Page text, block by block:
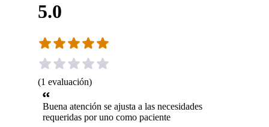
5.0
(1 evaluación)
Buena atención se ajusta a las necesidades
requeridas por uno como paciente